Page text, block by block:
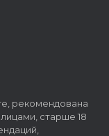
рекомендована
старше 18